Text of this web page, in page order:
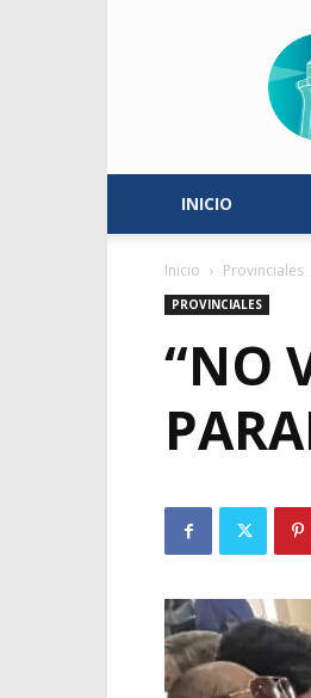
INICIO
Inicio Provinciales
PROVINCIALES
“NO